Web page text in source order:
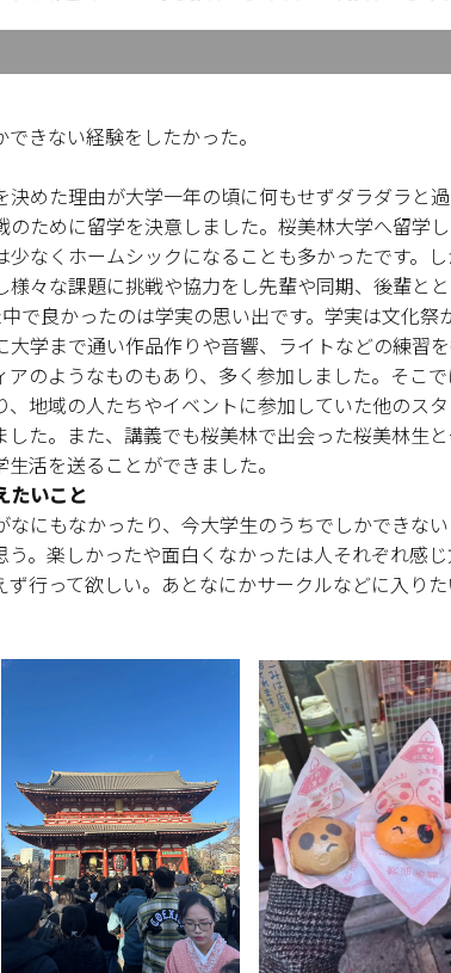
きない経験をしたかった。
めた理由が大学一年の頃に何もせずダラダラと
のために留学を決意しました。桜美林大学へ留学
少なくホームシックになることも多かったです。
々な課題に挑戦や協力をし先輩や同期、後輩と
で良かったのは学実の思い出です。学実は文化
大学まで通い作品作りや音響、ライトなどの練習
のようなものもあり、多く参加しました。そこ
地域の人たちやイベントに参加していた他のス
た。また、講義でも桜美林で出会った桜美林生
活を送ることができました。
たいこと
なにもなかったり、今大学生のうちでしかできな
う。楽しかったや面白くなかったは人それぞれ感
ず行って欲しい。あとなにかサークルなどに入り